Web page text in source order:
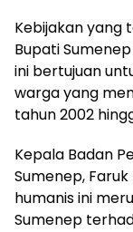
Kebijakan yang
Bupati
ini bertujuan
warga yang
tahun 2002
Kepala Badan
Sumenep,
humanis ini
Sumenep